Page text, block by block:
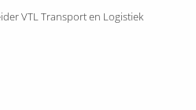
VTL Transport en Logistiek